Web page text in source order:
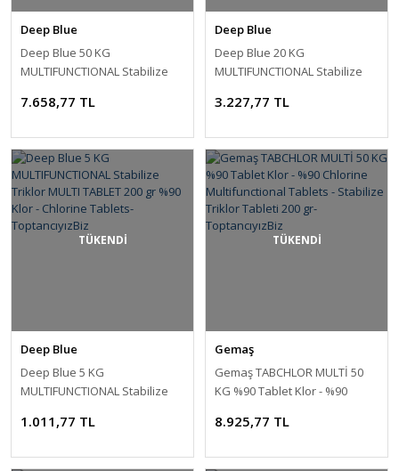
Deep Blue
Deep Blue 50 KG
MULTIFUNCTIONAL Stabilize
%90 Klor - Chlorine Tablets-
7.658,77 TL
Deep Blue
Deep Blue 20 KG
MULTIFUNCTIONAL Stabilize
%90 Klor - Chlorine Tablets-
3.227,77 TL
TÜKENDİ
Deep Blue
Deep Blue 5 KG
MULTIFUNCTIONAL Stabilize
%90 Klor - Chlorine Tablets-
1.011,77 TL
TÜKENDİ
Gemaş
Gemaş TABCHLOR MULTİ 50
KG %90 Tablet Klor - %90
Tablets - Stabilize Triklor
8.925,77 TL